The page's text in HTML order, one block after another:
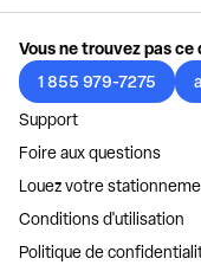
Vous ne trouvez pas
1 855 979-7275
Support
Foire aux questions
Louez votre
Conditions d'utilisation
Politique de